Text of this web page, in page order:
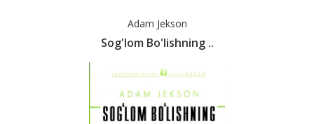
Adam Jekson
Sog'lom Bo'lishning ..